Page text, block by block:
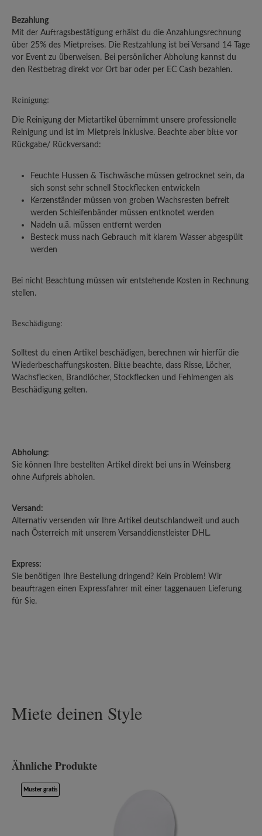
Bezahlung
Mit der Auftragsbestätigung erhälst du die Anzahlungsrechnung
über 25% des Mietpreises. Die Restzahlung ist bei Versand 14 Tage
vor Event zu überweisen. Bei persönlicher Abholung kannst du
den Restbetrag direkt vor Ort bar oder per EC Cash bezahlen.
Reinigung:
Die Reinigung der Mietartikel übernimmt unsere professionelle
Reinigung und ist im Mietpreis inklusive. Beachte aber bitte vor
Rückgabe/ Rückversand:
Feuchte Hussen & Tischwäsche müssen getrocknet sein, da
sich sonst sehr schnell Stockflecken entwickeln
Kerzenständer müssen von groben Wachsresten befreit
werden Schleifenbänder müssen entknotet werden
Nadeln u.ä. müssen entfernt werden
Besteck muss nach Gebrauch mit klarem Wasser abgespült
werden
Bei nicht Beachtung müssen wir entstehende Kosten in Rechnung
stellen.
Beschädigung:
Solltest du einen Artikel beschädigen, berechnen wir hierfür die
Wiederbeschaffungskosten. Bitte beachte, dass Risse, Löcher,
Wachsflecken, Brandlöcher, Stockflecken und Fehlmengen als
Beschädigung gelten.
Abholung:
Sie können Ihre bestellten Artikel direkt bei uns in Weinsberg
ohne Aufpreis abholen.
Versand:
Alternativ versenden wir Ihre Artikel deutschlandweit und auch
nach Österreich mit unserem Versanddienstleister DHL.
Express:
Sie benötigen Ihre Bestellung dringend? Kein Problem! Wir
beauftragen einen Expressfahrer mit einer taggenauen Lieferung
für Sie.
Miete deinen Style
Produktgalerie überspringen
Ähnliche Produkte
Muster gratis